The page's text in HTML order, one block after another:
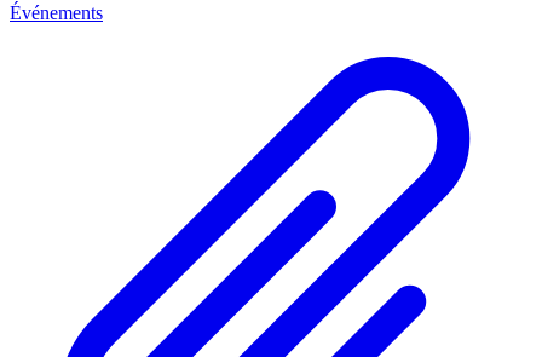
Événements